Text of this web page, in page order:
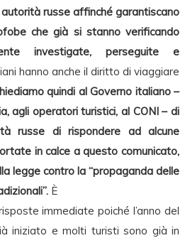
russe affinché garantiscano
che già si stanno verificando
investigate, perseguite e
hanno anche il diritto di viaggiare
quindi al Governo italiano –
agli operatori turistici, al CONI – di
russe di rispondere ad alcune
in calce a questo comunicato,
legge contro la “propaganda delle
È
immediate poiché l’anno del
iniziato e molti turisti sono già in